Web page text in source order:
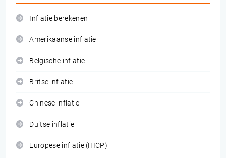
Inflatie berekenen
Amerikaanse inflatie
Belgische inflatie
Britse inflatie
Chinese inflatie
Duitse inflatie
Europese inflatie (HICP)